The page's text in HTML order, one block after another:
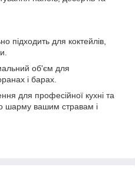
підходить для коктейлів,
об'єм для
і барах.
для професійної кухні та
шарму вашим стравам і